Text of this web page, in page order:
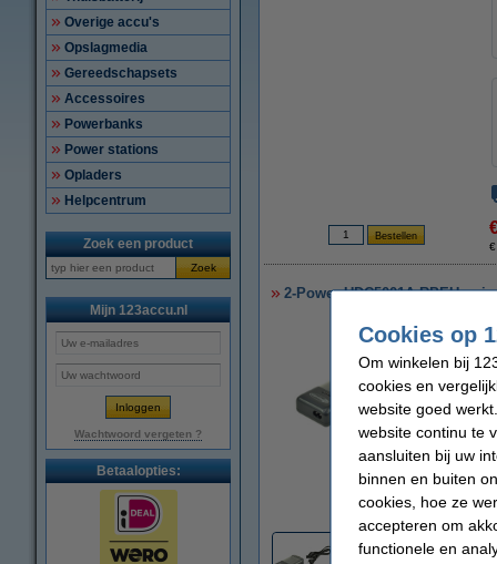
Overige accu's
Opslagmedia
Gereedschapsets
Accessoires
Powerbanks
Power stations
Opladers
Helpcentrum
Zoek een product
Zoek
Mijn 123accu.nl
Wachtwoord vergeten ?
Betaalopties:
2-Power UDC5001A-RPEU
Cookies op
Om winkelen bij
cookies en
website goed
website continu te
aansluiten bij uw
binnen en buiten
cookies, hoe ze
accepteren om
functionele en